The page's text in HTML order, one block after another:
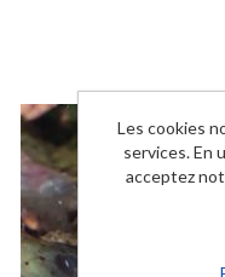
Les cookies
services. En
acceptez